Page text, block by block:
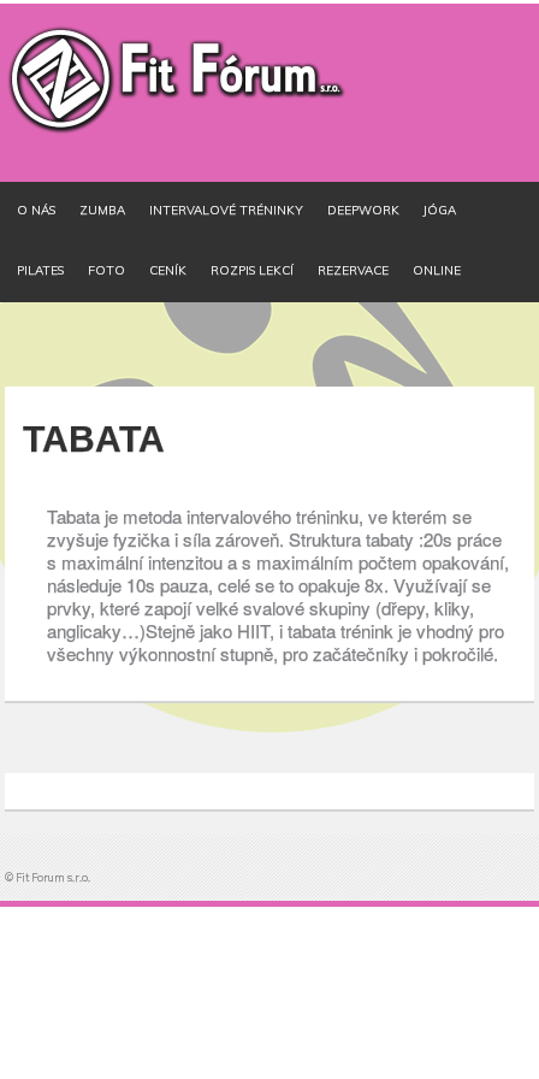
O NÁS ZUMBA INTERVALOVÉ TRÉNINKY DEEPWORK JÓGA
PILATES FOTO CENÍK ROZPIS LEKCÍ REZERVACE ONLINE
TABATA
Tabata je metoda intervalového tréninku, ve kterém se
zvyšuje fyzička i síla zároveň. Struktura tabaty :20s práce
s maximální intenzitou a s maximálním počtem opakování,
následuje 10s pauza, celé se to opakuje 8x. Využívají se
prvky, které zapojí velké svalové skupiny (dřepy, kliky,
anglicaky…)Stejně jako HIIT, i tabata trénink je vhodný pro
všechny výkonnostní stupně, pro začátečníky i pokročilé.
© Fit Forum s.r.o.